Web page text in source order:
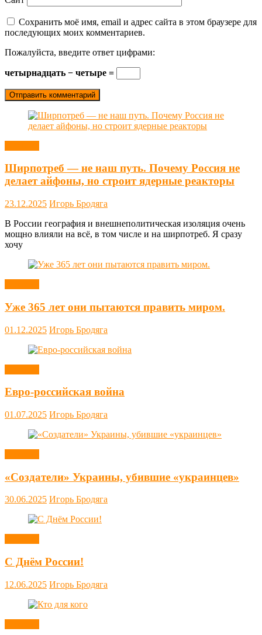
Сохранить моё имя, email и адрес сайта в этом браузере для
последующих моих комментариев.
Пожалуйста, введите ответ цифрами:
четырнадцать − четыре =
Ширпотреб — не наш путь. Почему Россия не
делает айфоны, но строит ядерные реакторы
23.12.2025 Игорь Бродяга
В России география и внешнеполитическая изоляция очень
мощно влияли на всё, в том числе и на ширпотреб. Я сразу
хочу
Уже 365 лет они пытаются править миром.
01.12.2025 Игорь Бродяга
Евро-российская война
01.07.2025 Игорь Бродяга
«Создатели» Украины, убившие «украинцев»
30.06.2025 Игорь Бродяга
С Днём России!
12.06.2025 Игорь Бродяга